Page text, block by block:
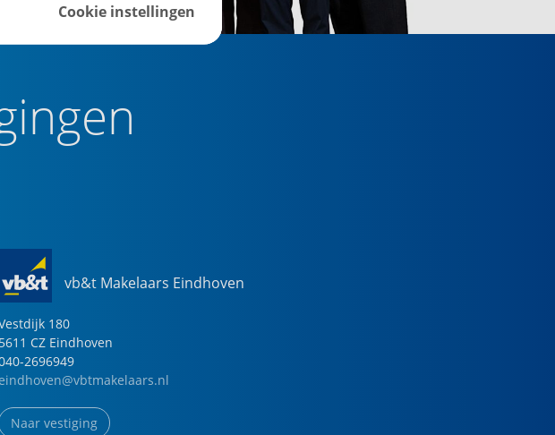
vb&t Makelaars Eindhoven
180
5611 CZ Eindhoven
2696949
Naar vestiging
Cookie instellingen